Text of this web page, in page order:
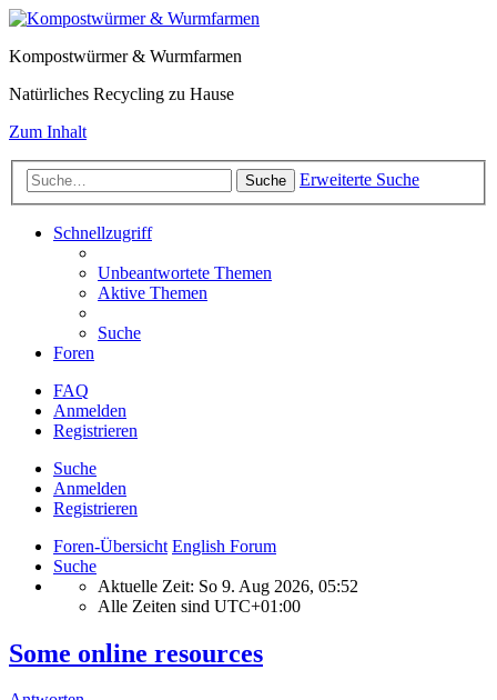
Kompostwürmer & Wurmfarmen
Natürliches Recycling zu Hause
Zum Inhalt
Suche Erweiterte Suche
Schnellzugriff
Unbeantwortete Themen
Aktive Themen
Suche
Foren
FAQ
Anmelden
Registrieren
Suche
Anmelden
Registrieren
Foren-Übersicht English Forum
Suche
Aktuelle Zeit: So 9. Aug 2026, 05:52
Alle Zeiten sind UTC+01:00
Some online resources